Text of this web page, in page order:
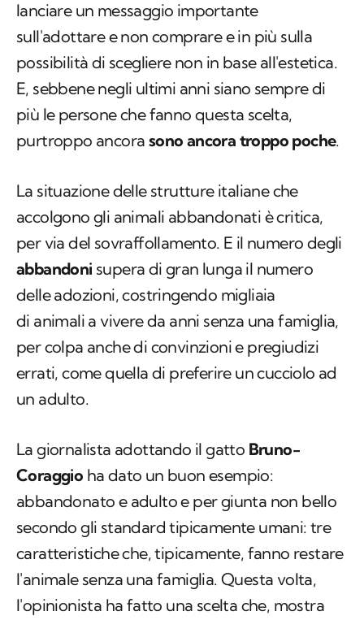
lanciare un messaggio importante
sull'adottare e non comprare e in più sulla
possibilità di scegliere non in base all'estetica.
E, sebbene negli ultimi anni siano sempre di
più le persone che fanno questa scelta,
purtroppo ancora sono ancora troppo poche.
La situazione delle strutture italiane che
accolgono gli animali abbandonati è critica,
per via del sovraffollamento. E il numero degli
abbandoni supera di gran lunga il numero
delle adozioni, costringendo migliaia
di animali a vivere da anni senza una famiglia,
per colpa anche di convinzioni e pregiudizi
errati, come quella di preferire un cucciolo ad
un adulto.
La giornalista adottando il gatto Bruno-
Coraggio ha dato un buon esempio:
abbandonato e adulto e per giunta non bello
secondo gli standard tipicamente umani: tre
caratteristiche che, tipicamente, fanno restare
l'animale senza una famiglia. Questa volta,
l'opinionista ha fatto una scelta che, mostra